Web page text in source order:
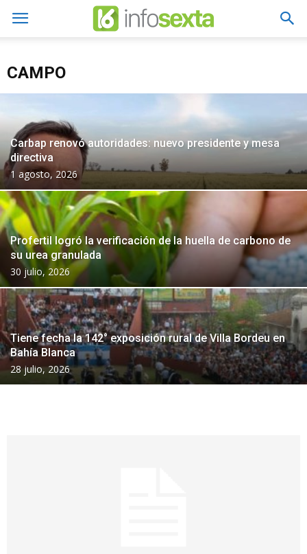
CAMPO
Carbap renovó autoridades: nuevo presidente y mesa
directiva
1 agosto, 2026
Profertil logró la verificación de la huella de carbono de
su urea granulada
30 julio, 2026
Tiene fecha la 142° exposición rural de Villa Bordeu en
Bahía Blanca
28 julio, 2026